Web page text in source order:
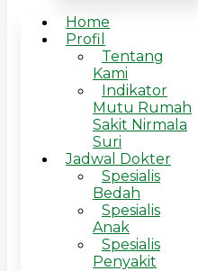
Home
Profil
Tentang
Kami
Indikator
Mutu Rumah
Sakit Nirmala
Suri
Jadwal Dokter
Spesialis
Bedah
Spesialis
Anak
Spesialis
Penyakit